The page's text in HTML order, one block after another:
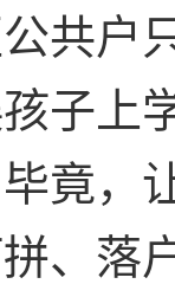
共户
子上
竟，
、落